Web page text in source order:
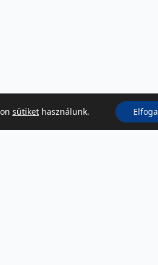
sütikethasználunk.